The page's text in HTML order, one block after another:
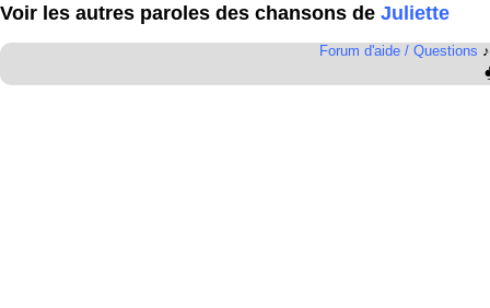
Voir les autres paroles des chansons de Juliette
Forum d'aide / Questions